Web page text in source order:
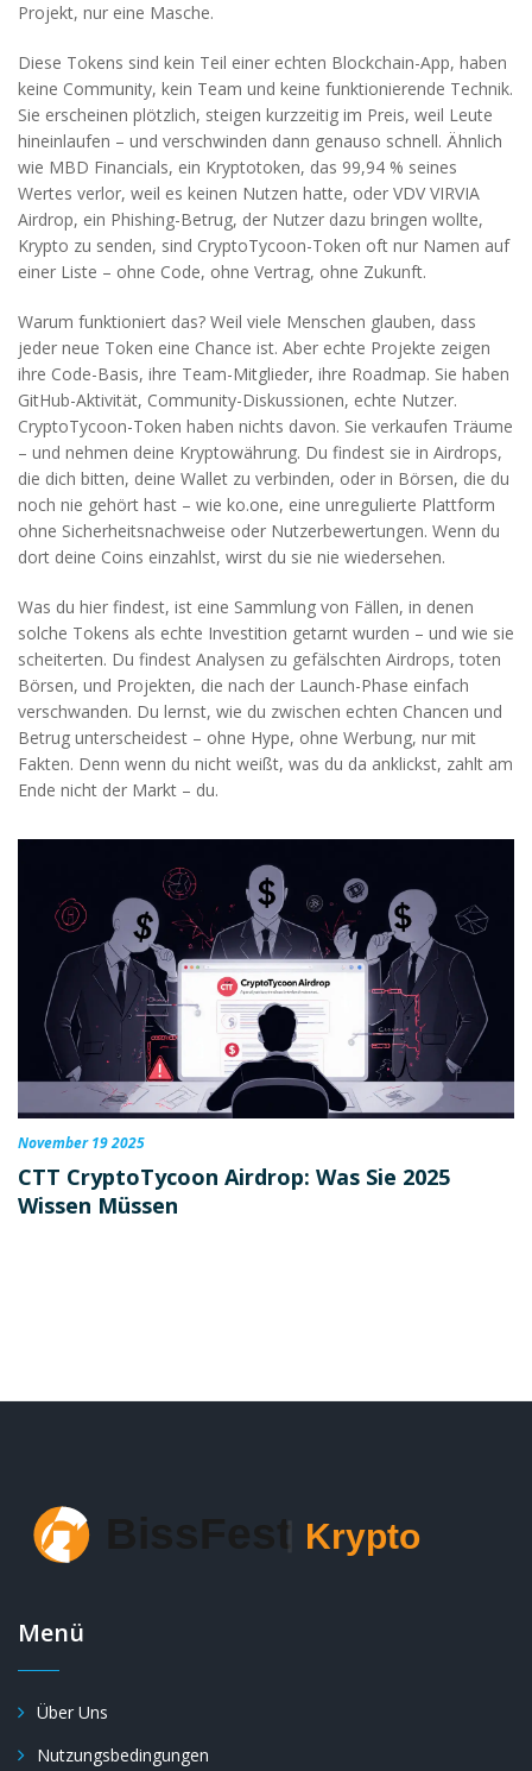
Projekt, nur eine Masche.
Diese Tokens sind kein Teil einer echten Blockchain-App, haben
keine Community, kein Team und keine funktionierende Technik.
Sie erscheinen plötzlich, steigen kurzzeitig im Preis, weil Leute
hineinlaufen – und verschwinden dann genauso schnell. Ähnlich
wie MBD Financials, ein Kryptotoken, das 99,94 % seines
Wertes verlor, weil es keinen Nutzen hatte, oder VDV VIRVIA
Airdrop, ein Phishing-Betrug, der Nutzer dazu bringen wollte,
Krypto zu senden, sind CryptoTycoon-Token oft nur Namen auf
einer Liste – ohne Code, ohne Vertrag, ohne Zukunft.
Warum funktioniert das? Weil viele Menschen glauben, dass
jeder neue Token eine Chance ist. Aber echte Projekte zeigen
ihre Code-Basis, ihre Team-Mitglieder, ihre Roadmap. Sie haben
GitHub-Aktivität, Community-Diskussionen, echte Nutzer.
CryptoTycoon-Token haben nichts davon. Sie verkaufen Träume
– und nehmen deine Kryptowährung. Du findest sie in Airdrops,
die dich bitten, deine Wallet zu verbinden, oder in Börsen, die du
noch nie gehört hast – wie ko.one, eine unregulierte Plattform
ohne Sicherheitsnachweise oder Nutzerbewertungen. Wenn du
dort deine Coins einzahlst, wirst du sie nie wiedersehen.
Was du hier findest, ist eine Sammlung von Fällen, in denen
solche Tokens als echte Investition getarnt wurden – und wie sie
scheiterten. Du findest Analysen zu gefälschten Airdrops, toten
Börsen, und Projekten, die nach der Launch-Phase einfach
verschwanden. Du lernst, wie du zwischen echten Chancen und
Betrug unterscheidest – ohne Hype, ohne Werbung, nur mit
Fakten. Denn wenn du nicht weißt, was du da anklickst, zahlt am
Ende nicht der Markt – du.
November 19 2025
CTT CryptoTycoon Airdrop: Was Sie 2025
Wissen Müssen
Menü
Über Uns
Nutzungsbedingungen